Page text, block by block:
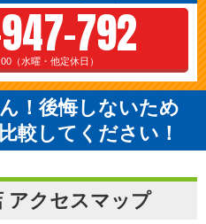
792
（水曜・他定休日）
！後悔しないため
較してください！
アクセスマップ